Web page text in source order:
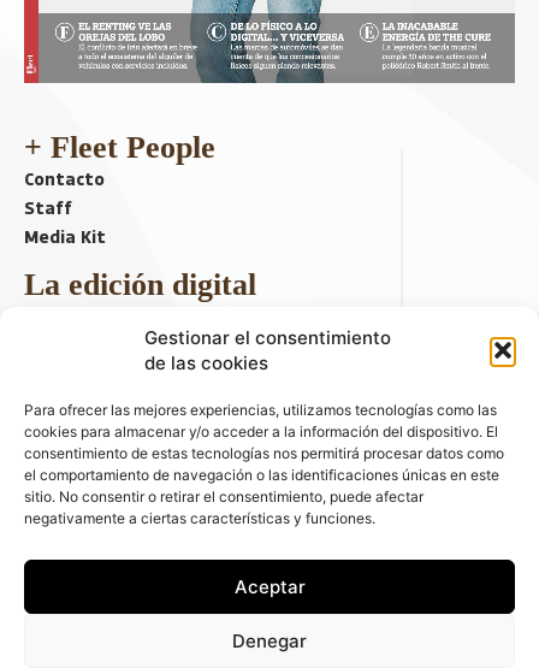
Gestionar el consentimiento
de las cookies
Para ofrecer las mejores experiencias, utilizamos tecnologías como las
cookies para almacenar y/o acceder a la información del dispositivo. El
consentimiento de estas tecnologías nos permitirá procesar datos como
el comportamiento de navegación o las identificaciones únicas en este
sitio. No consentir o retirar el consentimiento, puede afectar
negativamente a ciertas características y funciones.
Aceptar
Denegar
+ Fleet People
Contacto
Staff
Media Kit
La edición digital
Descargar último ejemplar
ir a hemeroteca
+ Contenido en redes sociales
automóviles - C/ Fernández de la Hoz 70, 1ºB - 28003 - Madrid